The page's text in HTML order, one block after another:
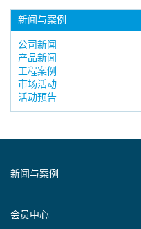
新闻与案例
公司新闻
产品新闻
工程案例
市场活动
活动预告
新闻与案例
会员中心